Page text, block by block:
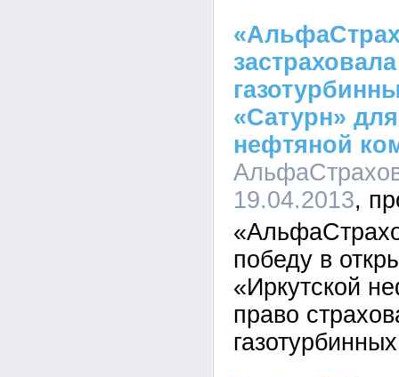
«Сатурн»
нефтяной
19.04.2013
победу в
«Иркутской
право